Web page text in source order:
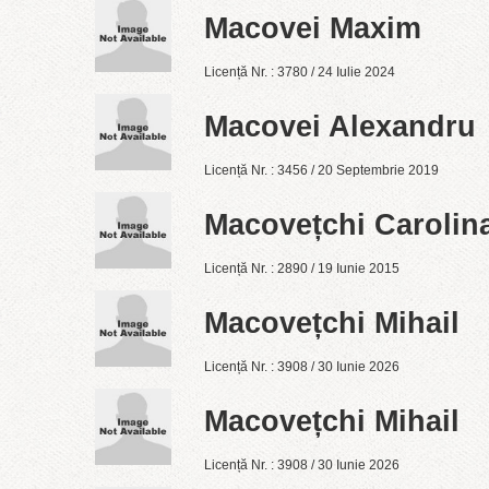
Macovei Maxim
Licență Nr. : 3780 / 24 Iulie 2024
Macovei Alexandru
Licență Nr. : 3456 / 20 Septembrie 2019
Macovețchi
Licență Nr. : 2890 / 19 Iunie 2015
Macovețchi Mihail
Licență Nr. : 3908 / 30 Iunie 2026
Macovețchi Mihail
Licență Nr. : 3908 / 30 Iunie 2026